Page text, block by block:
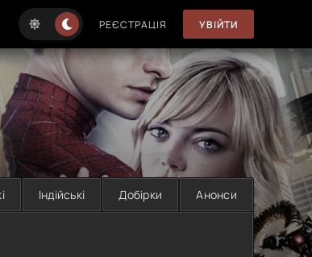
РЕЄСТРАЦІЯ УВІЙТИ
Індійські Добірки Анонси